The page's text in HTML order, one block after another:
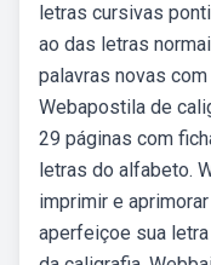
letras cursivas
ao das letras
palavras novas
Webapostila de
29 páginas com
letras do alfabeto.
imprimir e
aperfeiçoe sua